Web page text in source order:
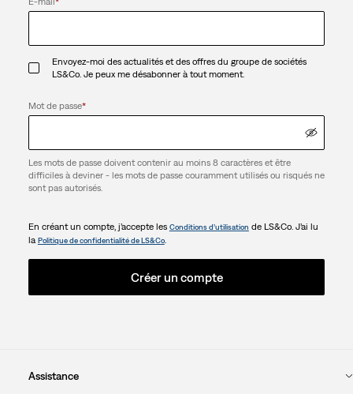
Envoyez-moi des actualités et des offres du groupe de sociétés
LS&Co. Je peux me désabonner à tout moment.
Mot de passe*
Les mots de passe doivent contenir au moins 8 caractères et être
difficiles à deviner - les mots de passe couramment utilisés ou risqués ne
sont pas autorisés.
En créant un compte, j’accepte les Conditions d’utilisation de LS&Co. J’ai lu
la Politique de confidentialité de LS&Co.
Créer un compte
Assistance